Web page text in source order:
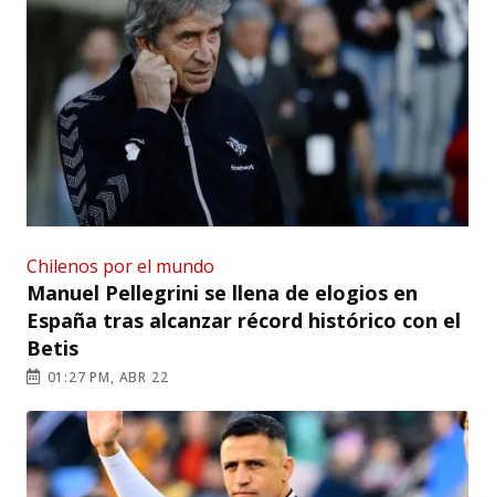
Chilenos por el mundo
Manuel Pellegrini se llena de elogios en
España tras alcanzar récord histórico con el
Betis
01:27 PM, ABR 22